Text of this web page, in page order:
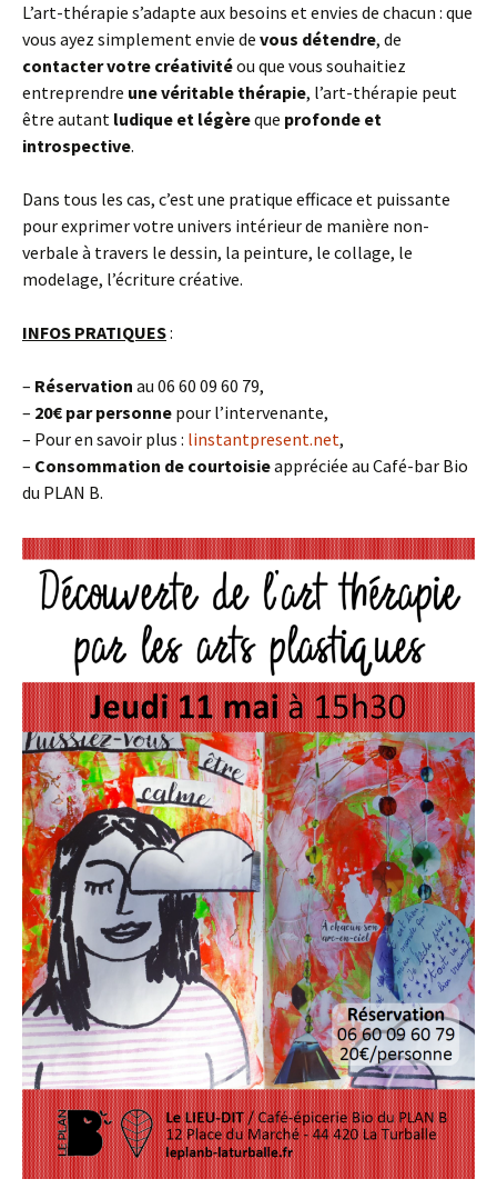
L’art-thérapie s’adapte aux besoins et envies de chacun : que
vous ayez simplement envie de vous détendre, de
contacter votre créativitéou que vous souhaitiez
entreprendre une véritable thérapie, l’art-thérapie peut
être autant ludique et légèreque profonde et
introspective.
Dans tous les cas, c’est une pratique efficace et puissante
pour exprimer votre univers intérieur de manière non-
verbale à travers le dessin, la peinture, le collage, le
modelage, l’écriture créative.
INFOS PRATIQUES:
– Réservation au 06 60 09 60 79,
– 20€ par personne pour l’intervenante,
– Pour en savoir plus : linstantpresent.net,
– Consommation de courtoisieappréciée au Café-bar Bio
du PLAN B.